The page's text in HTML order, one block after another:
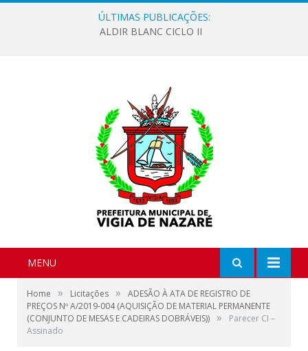
ÚLTIMAS PUBLICAÇÕES:
ALDIR BLANC CICLO II
MENU
Home » Licitações »
ADESÃO À ATA DE REGISTRO DE
PREÇOS Nº A/2019-004 (AQUISIÇÃO DE MATERIAL PERMANENTE
(CONJUNTO DE MESAS E CADEIRAS DOBRÁVEIS)) »
Parecer CI –
Assinado